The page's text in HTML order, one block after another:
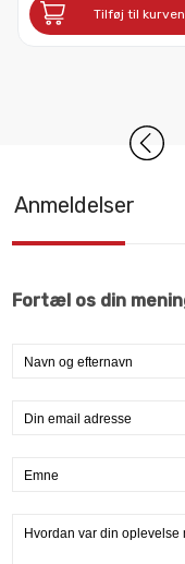
Tilføj til kurven
Anmeldelser
Fortæl os din